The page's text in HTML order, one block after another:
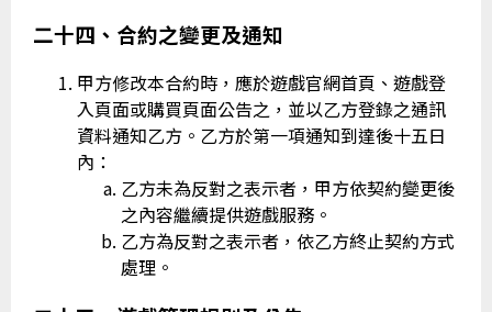
二十四、合約之變更及通知
甲方修改本合約時，應於遊戲官網首頁、遊戲登
入頁面或購買頁面公告之，並以乙方登錄之通訊
資料通知乙方。乙方於第一項通知到達後十五日
內：
乙方未為反對之表示者，甲方依契約變更後
之內容繼續提供遊戲服務。
乙方為反對之表示者，依乙方終止契約方式
處理。